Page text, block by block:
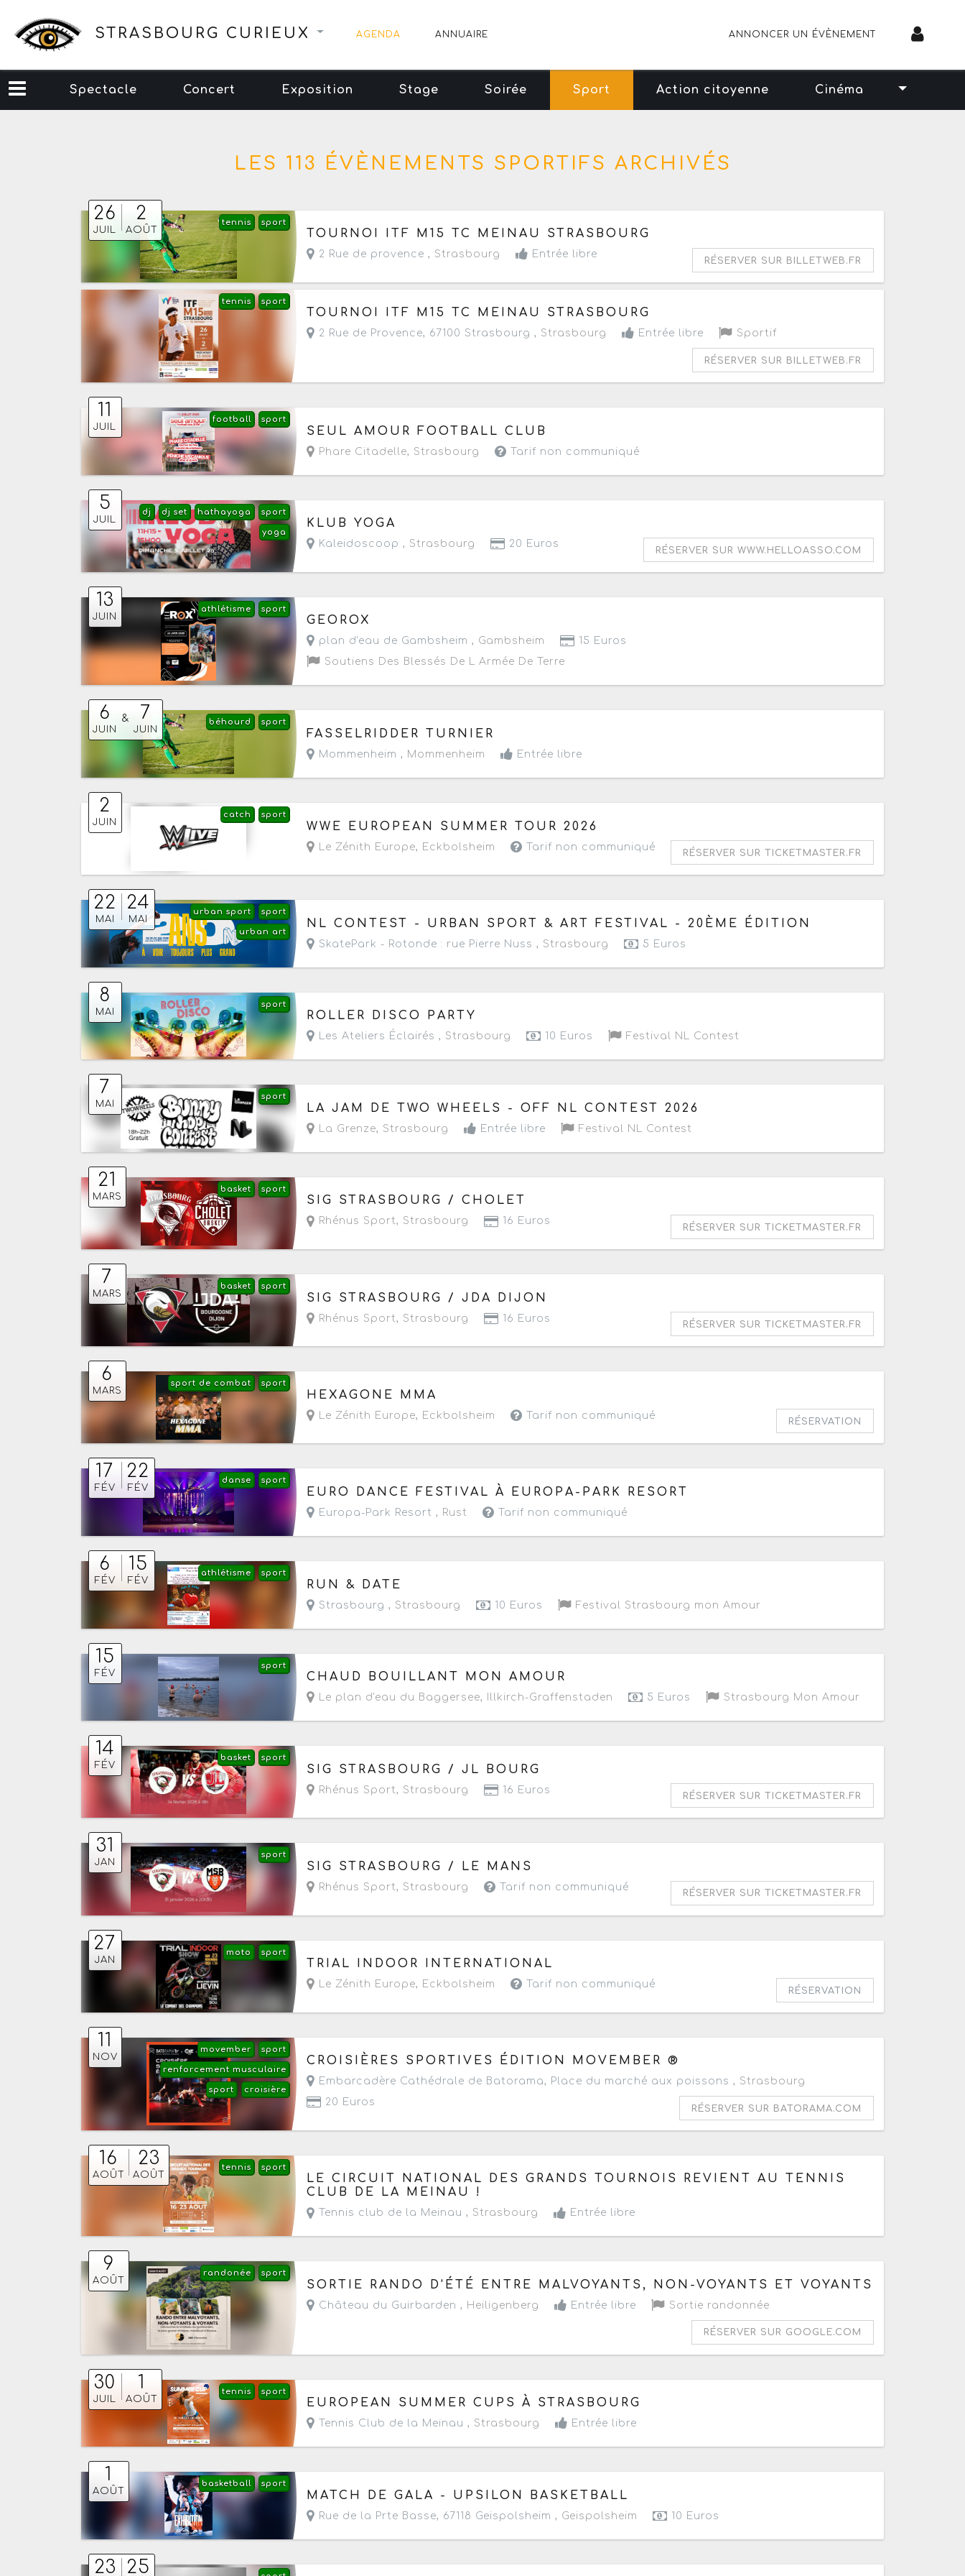
STRASBOURG CURIEUX AGENDA ANNUAIRE ANNONCER UN ÉVÈNEMENT
Spectacle Concert Exposition Stage Soirée Sport Action citoyenne Cinéma
LES 113 ÉVÈNEMENTS SPORTIFS ARCHIVÉS
26
JUIL
2
AOÛT
sport
tennis
Du dimanche 26 juillet au dimanche 2 août 2026 - Terminé de 10h à 20h
TOURNOI ITF M15 TC MEINAU STRASBOURG
2 Rue de provence , Strasbourg Entrée libre
RÉSERVER SUR BILLETWEB.FR
sport
tennis
Du dimanche 26 juillet au dimanche 2 août 2026 - Terminé de 10h à 20h
TOURNOI ITF M15 TC MEINAU STRASBOURG
2 Rue de Provence, 67100 Strasbourg , Strasbourg Entrée libre Sportif
RÉSERVER SUR BILLETWEB.FR
11
JUIL
sport
football
Le samedi 11 juillet 2026 à partir de 13h
SEUL AMOUR FOOTBALL CLUB
Phare Citadelle, Strasbourg Tarif non communiqué
5
JUIL
sport
hathayoga
dj set
dj
yoga
Le dimanche 5 juillet 2026
KLUB YOGA
Kaleidoscoop , Strasbourg 20 Euros
RÉSERVER SUR WWW.HELLOASSO.COM
13
JUIN
sport
athlétisme
Le samedi 13 juin 2026
GEOROX
plan d'eau de Gambsheim , Gambsheim
15 Euros
Soutiens Des Blessés De L Armée De Terre
6
JUIN
& 7
JUIN
sport
béhourd
Du samedi 6 au dimanche 7 juin 2026
FASSELRIDDER TURNIER
Mommenheim , Mommenheim Entrée libre
2
JUIN
sport
catch
Le mardi 2 juin 2026 à partir de 19h30
WWE EUROPEAN SUMMER TOUR 2026
Le Zénith Europe, Eckbolsheim Tarif non communiqué
RÉSERVER SUR TICKETMASTER.FR
22
MAI
24
MAI
sport
urban sport
urban art
Du vendredi 22 au dimanche 24 mai 2026 - Terminé de 12h à 22h30
NL CONTEST - URBAN SPORT & ART FESTIVAL - 20ÈME ÉDITION
SkatePark - Rotonde : rue Pierre Nuss , Strasbourg 5 Euros
8
MAI
sport
Le vendredi 8 mai 2026 à partir de 15h
ROLLER DISCO PARTY
Les Ateliers Éclairés , Strasbourg 10 Euros Festival NL Contest
7
MAI
sport
Le jeudi 7 mai 2026 de 18h à 22h
LA JAM DE TWO WHEELS - OFF NL CONTEST 2026
La Grenze, Strasbourg Entrée libre Festival NL Contest
21
MARS
sport
basket
Le samedi 21 mars 2026 à partir de 18h30
SIG STRASBOURG / CHOLET
Rhénus Sport, Strasbourg 16 Euros
RÉSERVER SUR TICKETMASTER.FR
7
MARS
sport
basket
Le samedi 7 mars 2026 à partir de 18h10
SIG STRASBOURG / JDA DIJON
Rhénus Sport, Strasbourg 16 Euros
RÉSERVER SUR TICKETMASTER.FR
6
MARS
sport
sport de combat
Le vendredi 6 mars 2026
HEXAGONE MMA
Le Zénith Europe, Eckbolsheim Tarif non communiqué
RÉSERVATION
17
FÉV
22
FÉV
sport
danse
Du mardi 17 au dimanche 22 février 2026 - Terminé de 09h30 à 19h
EURO DANCE FESTIVAL À EUROPA-PARK RESORT
Europa-Park Resort , Rust Tarif non communiqué
6
FÉV
15
FÉV
sport
athlétisme
Du vendredi 6 au dimanche 15 février 2026
RUN & DATE
Strasbourg , Strasbourg 10 Euros Festival Strasbourg mon Amour
15
FÉV
sport
Le dimanche 15 février 2026 à partir de 09h30
CHAUD BOUILLANT MON AMOUR
Le plan d'eau du Baggersee, Illkirch-Graffenstaden 5 Euros Strasbourg Mon Amour
14
FÉV
sport
basket
Le samedi 14 février 2026 à partir de 18h
SIG STRASBOURG / JL BOURG
Rhénus Sport, Strasbourg 16 Euros
RÉSERVER SUR TICKETMASTER.FR
31
JAN
sport
Le samedi 31 janvier 2026 à partir de 20h30
SIG STRASBOURG / LE MANS
Rhénus Sport, Strasbourg Tarif non communiqué
RÉSERVER SUR TICKETMASTER.FR
27
JAN
sport
moto
Le mardi 27 janvier 2026 à partir de 20h
TRIAL INDOOR INTERNATIONAL
Le Zénith Europe, Eckbolsheim Tarif non communiqué
RÉSERVATION
11
NOV
sport
movember
renforcement musculaire
croisière
sport
Le mardi 11 novembre 2025 à partir de 17h30
CROISIÈRES SPORTIVES ÉDITION MOVEMBER ®
Embarcadère Cathédrale de Batorama, Place du marché aux poissons , Strasbourg
20 Euros
RÉSERVER SUR BATORAMA.COM
16
AOÛT
23
AOÛT
sport
tennis
Du samedi 16 au samedi 23 août 2025 - Terminé de 08h à 23h
LE CIRCUIT NATIONAL DES GRANDS TOURNOIS REVIENT AU TENNIS
CLUB DE LA MEINAU !
Tennis club de la Meinau , Strasbourg Entrée libre
9
AOÛT
sport
randonée
Le samedi 9 août 2025 à partir de 10h
SORTIE RANDO D'ÉTÉ ENTRE MALVOYANTS, NON-VOYANTS ET VOYANTS
Château du Guirbarden , Heiligenberg Entrée libre Sortie randonnée
RÉSERVER SUR GOOGLE.COM
30
JUIL
1
AOÛT
sport
tennis
Du mercredi 30 juillet au vendredi 1 août 2025 - Terminé de 09h à 21h
EUROPEAN SUMMER CUPS À STRASBOURG
Tennis Club de la Meinau , Strasbourg Entrée libre
1
AOÛT
sport
basketball
Le vendredi 1 août 2025 à partir de 20h
MATCH DE GALA - UPSILON BASKETBALL
Rue de la Prte Basse, 67118 Geispolsheim , Geispolsheim 10 Euros
23 25